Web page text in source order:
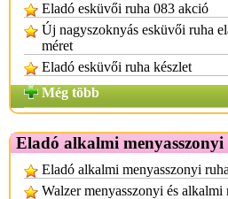
Eladó esküvői ruha 083 akció
Új nagyszoknyás esküvői ruha
méret
Eladó esküvői ruha készlet
Még több
Eladó alkalmi
Eladó alkalmi menyasszonyi ruha
Walzer menyasszonyi és alkalmi